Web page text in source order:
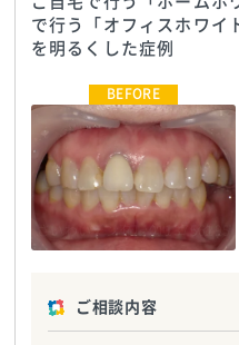
で行う「オフィスホワイ
を明るくした症例
さいわいデンタルクリニック
TEL:0113756195
ご相談内容